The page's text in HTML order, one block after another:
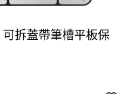
可拆蓋帶筆槽平板保